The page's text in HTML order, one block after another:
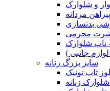
و شلوارک
پیراهن مردانه
بدنسازی
محرمی
تاپ شلوارک
جانبی )
سایز بزرگ زنانه
تاپ تونیک
زنانه